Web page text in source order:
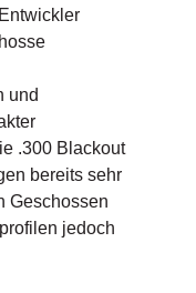
und
.300 Blackout
bereits sehr
Geschossen
jedoch